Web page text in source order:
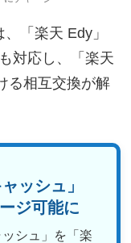
「楽天 Edy」
対応し、「楽天
る相互交換が解
ッシュ」
ジ可能に
ッシュ」を「楽